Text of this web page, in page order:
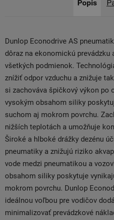
Popis
Dunlop Econodrive AS
dôraz na ekonomickú prevádzku
všetkých podmienok.
znížiť odpor vzduchu a znižuje
si zachováva špičkový výkon
vysokým obsahom siliky
suchom aj mokrom povrchu.
nižších teplotách a umožňuje
Široké a hlboké drážky dezénu
pneumatiky a znižujú riziko
vode medzi pneumatikou a
obsahom siliky poskytuje
mokrom povrchu. Dunlop
ideálnou voľbou pre vodičov
minimalizovať prevádzkové